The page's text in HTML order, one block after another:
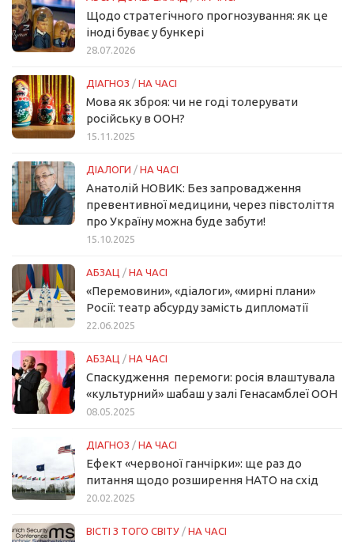
Щодо стратегічного прогнозування: як це
іноді буває у бункері
28.07.2026
ДІАГНОЗ / НА ЧАСІ
Мова як зброя: чи не годі толерувати
російську в ООН?
15.11.2025
ДІАЛОГИ / НА ЧАСІ
Анатолій НОВИК: Без запровадження
превентивної медицини, через півстоліття
про Україну можна буде забути!
15.10.2025
АБЗАЦ / НА ЧАСІ
«Перемовини», «діалоги», «мирні плани»
Росії: театр абсурду замість дипломатії
22.06.2025
АБЗАЦ / НА ЧАСІ
Спаскудження перемоги: росія влаштувала
«культурний» шабаш у залі Генасамблеї ООН
08.05.2025
ДІАГНОЗ / НА ЧАСІ
Ефект «червоної ганчірки»: ще раз до
питання щодо розширення НАТО на схід
20.02.2025
ВІСТІ З ТОГО СВІТУ / НА ЧАСІ